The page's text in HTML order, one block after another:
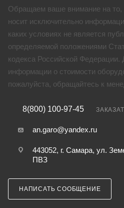
Обращаем ваше внимание на то,
носит исключительно
каких условиях не является
определяемой положениями
кодекса Российской
информации о стоимости
пожалуйста, обращайтесь к
8(800) 100-97-45
an.garo@yandex.ru
443052, г. Самара, ул.
ПВЗ
НАПИСАТЬ СООБЩЕНИЕ